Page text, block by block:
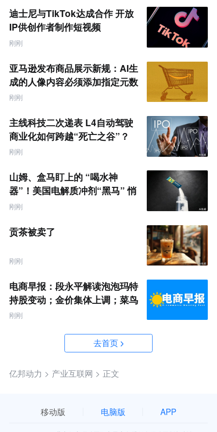
迪士尼与TikTok达成合作 开放
IP供创作者制作短视频
刚刚
亚马逊发布商品展示新规：AI生
成的人像内容必须添加指定元数
据
刚刚
主线科技二次递表 L4自动驾驶
商业化如何跨越“死亡之谷”？
刚刚
山姆、盒马盯上的 “喝水神
器”！美国电解质冲剂“黑马” 悄
悄卖了68亿
刚刚
贡茶被卖了
刚刚
电商早报：段永平解读泡泡玛特
持股变动；金价集体上调；菜鸟
推出全球三日达跨境物流
刚刚
去首页
亿邦动力 > 产业互联网 > 正文
移动版 电脑版 APP